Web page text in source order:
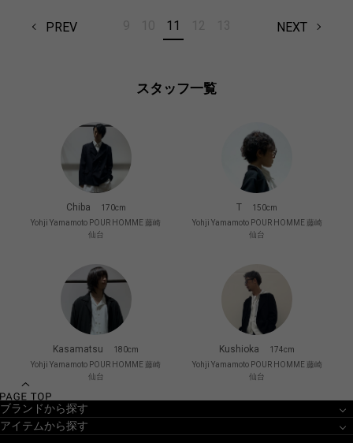
PREV 11 NEXT
スタッフ一覧
Chiba
170cm
Yohji Yamamoto POUR HOMME 藤崎
仙台
T
150cm
Yohji Yamamoto POUR HOMME 藤崎
仙台
Kasamatsu
180cm
Yohji Yamamoto POUR HOMME 藤崎
仙台
Kushioka
174cm
Yohji Yamamoto POUR HOMME 藤崎
仙台
ブランドから探す
アイテムから探す